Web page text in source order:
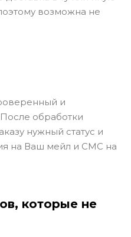
возможна не
и
обработки
нужный статус и
на Ваш мейл и СМС на
которые не